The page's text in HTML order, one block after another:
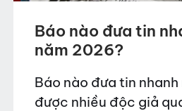
Báo nào đưa tin
năm 2026?
Báo nào đưa tin
được nhiều độc giả